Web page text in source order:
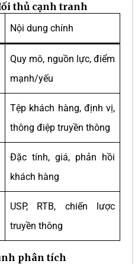
thủ cạnh tranh
Nội dung chính
Quy mô, nguồn lực, điểm
mạnh/yếu
Tệp khách hàng, định vị,
thông điệp truyền thông
Đặc tính, giá, phản hồi
khách hàng
USP, RTB, chiến lược
truyền thông
phân tích